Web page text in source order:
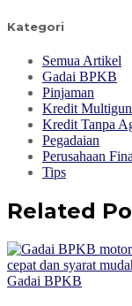
Kategori
Semua Artikel
Gadai BPKB
Pinjaman
Kredit
Kredit Tanpa
Pegadaian
Perusahaan
Tips
Related
Gadai BPKB